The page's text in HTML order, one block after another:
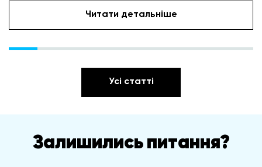
Читати детальніше
Усі статті
Залишились питання?